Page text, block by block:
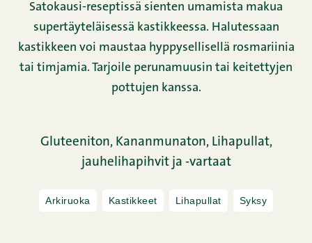
Satokausi-reseptissä sienten umamista makua
supertäyteläisessä kastikkeessa. Halutessaan
kastikkeen voi maustaa hyppysellisellä rosmariinia
tai timjamia. Tarjoile perunamuusin tai keitettyjen
pottujen kanssa.
Gluteeniton, Kananmunaton, Lihapullat,
jauhelihapihvit ja -vartaat
Arkiruoka Kastikkeet Lihapullat Syksy